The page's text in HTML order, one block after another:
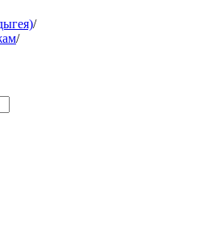
/
/